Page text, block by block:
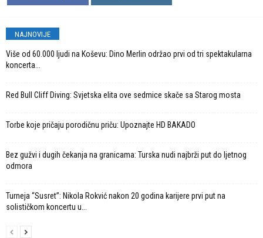
NAJNOVIJE
Više od 60.000 ljudi na Koševu: Dino Merlin održao prvi od tri spektakularna
koncerta...
Red Bull Cliff Diving: Svjetska elita ove sedmice skače sa Starog mosta
Torbe koje pričaju porodičnu priču: Upoznajte HD BAKADO
Bez gužvi i dugih čekanja na granicama: Turska nudi najbrži put do ljetnog
odmora
Turneja “Susret”: Nikola Rokvić nakon 20 godina karijere prvi put na
solističkom koncertu u...